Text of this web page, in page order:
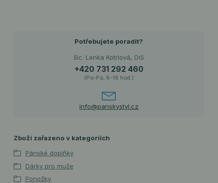
Potřebujete poradit?
Bc. Lenka Kotrlová, DiS
+420 731 292 460
(Po-Pá, 8-16 hod.)
info@panskystyl.cz
Zboží zařazeno v kategoriích
Pánské doplňky
Dárky pro muže
Ponožky